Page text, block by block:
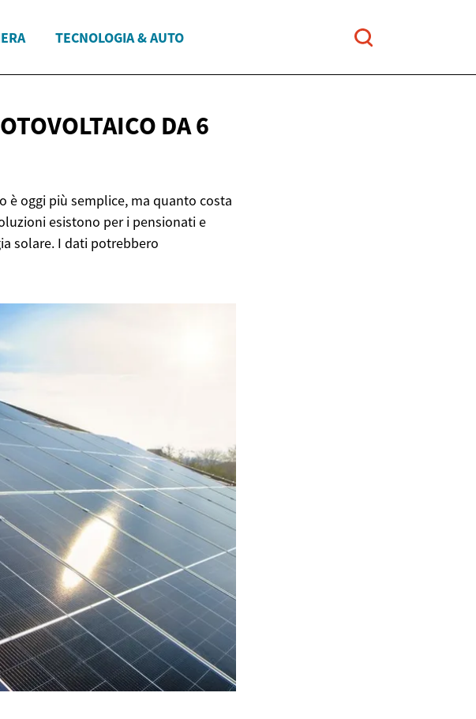
TECNOLOGIA & AUTO
DA 6
è oggi più semplice, ma quanto costa
esistono per i pensionati e
solare. I dati potrebbero